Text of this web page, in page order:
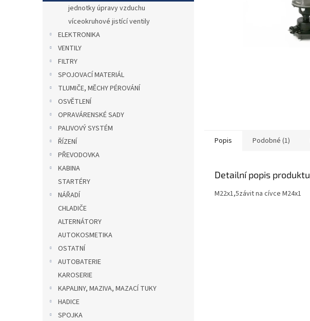
n
jednotky úpravy vzduchu
víceokruhové jistící ventily
ELEKTRONIKA
VENTILY
FILTRY
SPOJOVACÍ MATERIÁL
TLUMIČE, MĚCHY PÉROVÁNÍ
OSVĚTLENÍ
OPRAVÁRENSKÉ SADY
PALIVOVÝ SYSTÉM
ŘÍZENÍ
PŘEVODOVKA
KABINA
STARTÉRY
NÁŘADÍ
CHLADIČE
ALTERNÁTORY
AUTOKOSMETIKA
OSTATNÍ
AUTOBATERIE
KAROSERIE
KAPALINY, MAZIVA, MAZACÍ TUKY
HADICE
SPOJKA
Popis Podobné (1)
Detailní popis produktu
M22x1,5závit na cívce M24x1